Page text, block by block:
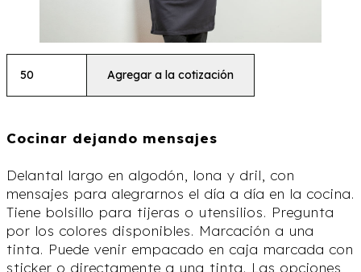
Cocinar dejando mensajes
Delantal largo en algodón, lona y dril, con
mensajes para alegrarnos el día a día en la cocina.
Tiene bolsillo para tijeras o utensilios. Pregunta
por los colores disponibles. Marcación a una
tinta. Puede venir empacado en caja marcada con
sticker o directamente a una tinta. Las opciones